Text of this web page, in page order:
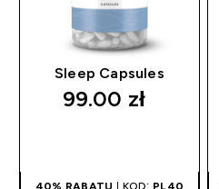
Sleep Capsules
99.00 zł‎
40% RABATU | KOD: PL40